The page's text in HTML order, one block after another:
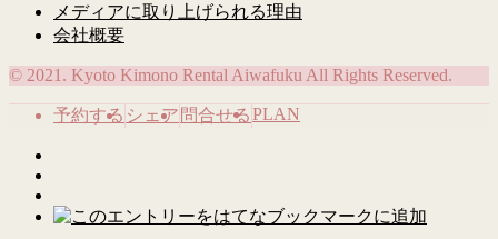
メディアに取り上げられる理由
会社概要
© 2021. Kyoto Kimono Rental Aiwafuku All Rights Reserved.
予約する シェア 問合せるPLAN